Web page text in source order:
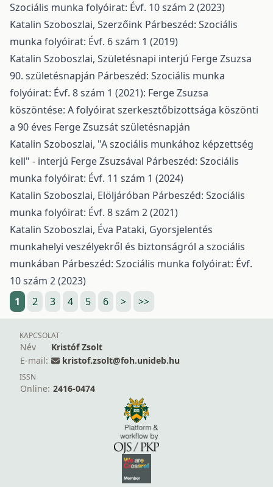
Szociális munka folyóirat: Évf. 10 szám 2 (2023)
Katalin Szoboszlai, Szerzőink Párbeszéd: Szociális
munka folyóirat: Évf. 6 szám 1 (2019)
Katalin Szoboszlai, Születésnapi interjú Ferge Zsuzsa
90. születésnapján Párbeszéd: Szociális munka
folyóirat: Évf. 8 szám 1 (2021): Ferge Zsuzsa
köszöntése: A folyóirat szerkesztőbizottsága köszönti
a 90 éves Ferge Zsuzsát születésnapján
Katalin Szoboszlai, "A szociális munkához képzettség
kell" - interjú Ferge Zsuzsával Párbeszéd: Szociális
munka folyóirat: Évf. 11 szám 1 (2024)
Katalin Szoboszlai, Elöljáróban Párbeszéd: Szociális
munka folyóirat: Évf. 8 szám 2 (2021)
Katalin Szoboszlai, Éva Pataki, Gyorsjelentés
munkahelyi veszélyekről és biztonságról a szociális
munkában Párbeszéd: Szociális munka folyóirat: Évf.
10 szám 2 (2023)
1
2 3 4 5 6 > >>
KAPCSOLAT
Név
Kristóf Zsolt
E-mail:
kristof.zsolt@foh.unideb.hu
ISSN
Online: 2416-0474